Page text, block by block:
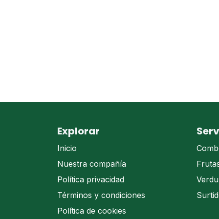
Explorar
Inicio
Nuestra compañía
Política privacidad
Términos y condiciones
Política de cookies